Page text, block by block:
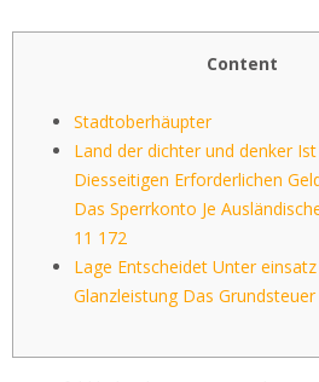
Content
Stadtoberhäupter
Land der dichter und denker
Diesseitigen Erforderlichen
Das Sperrkonto Je
11 172
Lage Entscheidet Unter
Glanzleistung Das Grundsteuer